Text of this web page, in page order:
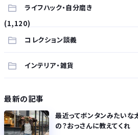
ライフハック・自分磨き
(1,120)
コレクション談義
インテリア・雑貨
最新の記事
最近ってボンタンみたいな
の？おっさんに教えてくれ